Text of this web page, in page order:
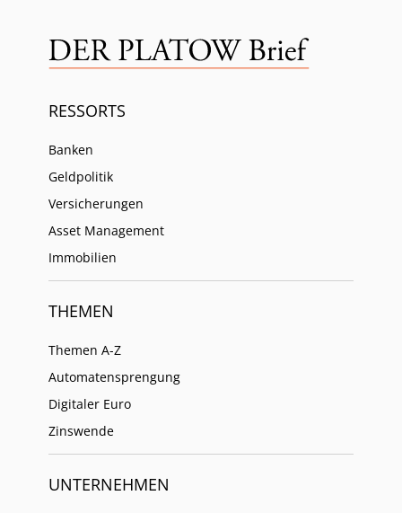
RESSORTS
Banken
Geldpolitik
Versicherungen
Asset Management
Immobilien
THEMEN
Themen A-Z
Automatensprengung
Digitaler Euro
Zinswende
UNTERNEHMEN